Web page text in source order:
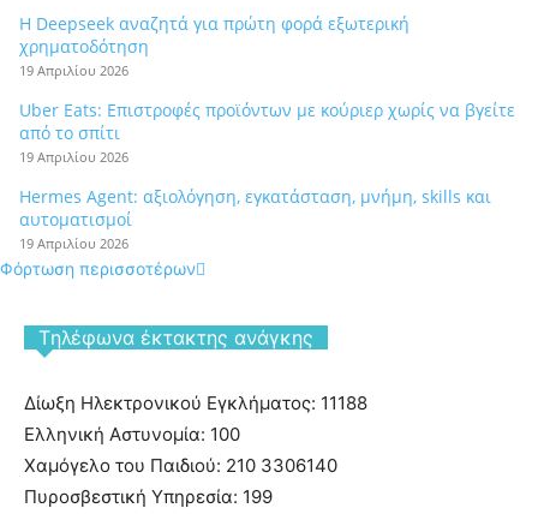
Η Deepseek αναζητά για πρώτη φορά εξωτερική
χρηματοδότηση
19 Απριλίου 2026
Uber Eats: Επιστροφές προϊόντων με κούριερ χωρίς να βγείτε
από το σπίτι
19 Απριλίου 2026
Hermes Agent: αξιολόγηση, εγκατάσταση, μνήμη, skills και
αυτοματισμοί
19 Απριλίου 2026
Φόρτωση περισσοτέρων
Tηλέφωνα έκτακτης ανάγκης
Δίωξη Ηλεκτρονικού Εγκλήματος: 11188
Ελληνική Αστυνομία: 100
Χαμόγελο του Παιδιού: 210 3306140
Πυροσβεστική Υπηρεσία: 199